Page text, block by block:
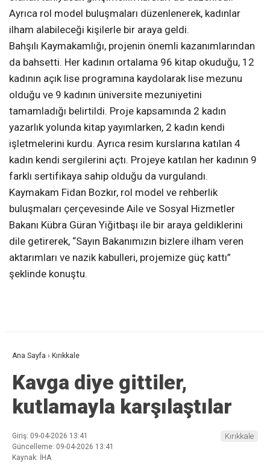
Ayrıca rol model buluşmaları düzenlenerek, kadınlar
ilham alabileceği kişilerle bir araya geldi.
Bahşılı Kaymakamlığı, projenin önemli kazanımlarından
da bahsetti. Her kadının ortalama 96 kitap okuduğu, 12
kadının açık lise programına kaydolarak lise mezunu
olduğu ve 9 kadının üniversite mezuniyetini
tamamladığı belirtildi. Proje kapsamında 2 kadın
yazarlık yolunda kitap yayımlarken, 2 kadın kendi
işletmelerini kurdu. Ayrıca resim kurslarına katılan 4
kadın kendi sergilerini açtı. Projeye katılan her kadının 9
farklı sertifikaya sahip olduğu da vurgulandı.
Kaymakam Fidan Bozkır, rol model ve rehberlik
buluşmaları çerçevesinde Aile ve Sosyal Hizmetler
Bakanı Kübra Güran Yiğitbaşı ile bir araya geldiklerini
dile getirerek, “Sayın Bakanımızın bizlere ilham veren
aktarımları ve nazik kabulleri, projemize güç kattı”
şeklinde konuştu.
Ana Sayfa › Kırıkkale
Kavga diye gittiler,
kutlamayla karşılaştılar
Giriş: 09-04-2026 13:41
Güncelleme: 09-04-2026 13:41
Kaynak: İHA
Kırıkkale